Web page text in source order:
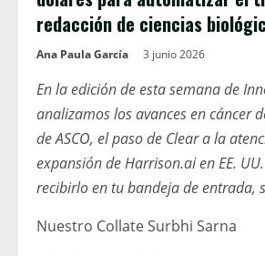
redacción de ciencias
Ana Paula García 3 junio 2026
En la edición de esta semana de
analizamos los avances en cáncer
de ASCO, el paso de Clear a la
expansión de Harrison.ai en EE.
recibirlo en tu bandeja de entrada,
Nuestro Collate Surbhi Sarna